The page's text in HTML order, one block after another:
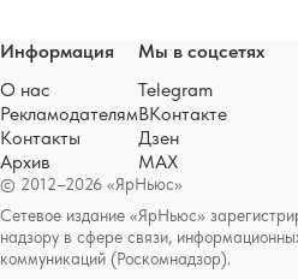
© 2012–2026 «ЯрНьюс»
Сетевое издание «ЯрНьюс»
надзору в сфере связи,
коммуникаций (Роскомнадзор).
Информация
О нас
Рекламодателям
Контакты
Архив
Мы в соцсетях
Telegram
ВКонтакте
Дзен
MAX